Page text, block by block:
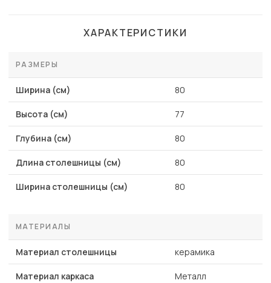
ХАРАКТЕРИСТИКИ
РАЗМЕРЫ
Ширина (см) 80
Высота (см) 77
Глубина (см) 80
Длина столешницы (см) 80
Ширина столешницы (см) 80
МАТЕРИАЛЫ
Материал столешницы керамика
Материал каркаса Металл